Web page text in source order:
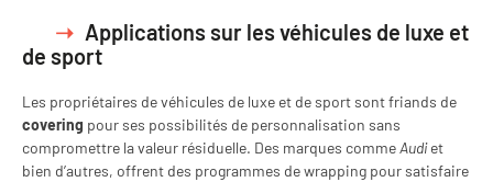
Applications sur les véhicules de luxe et
de sport
Les propriétaires de véhicules de luxe et de sport sont friands de
covering pour ses possibilités de personnalisation sans
compromettre la valeur résiduelle. Des marques commeAudiet
bien d’autres, offrent des programmes de wrapping pour satisfaire